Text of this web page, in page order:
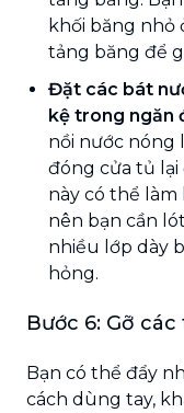
khối băng nhỏ
tảng băng để
Đặt các bát
kệ trong ngăn
nồi nước nóng
đóng cửa tủ lại
này có thể
nên bạn cần
nhiều lớp dày
hỏng.
Bước 6: Gỡ
Bạn có thể đẩy
cách dùng tay,